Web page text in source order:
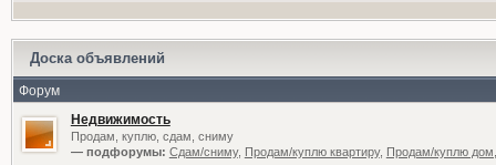
Доска объявлений
Форум
Недвижимость
Продам, куплю, сдам, сниму
— подфорумы: Сдам/сниму, Продам/куплю квартиру, Продам/куплю